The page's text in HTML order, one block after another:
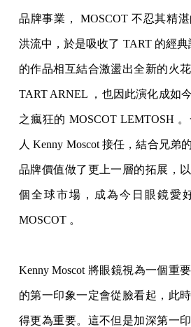
品牌事業， MOSCOT 不忍其精
洪流中，於是吸收了 TART 的經
的作品相互結合激盪出全新的火
TART ARNEL ，也因此演化成如
之瘋狂的 MOSCOT LEMTOSH
人 Kenny Moscot 接任，結合兄弟
品牌價值做了更上一層的拓展，
個全球市場，成為今日眼鏡愛
MOSCOT 。
Kenny Moscot 將眼鏡視為一個重
的第一印象一定會從臉看起，此
得更為重要。這不但是加深第一